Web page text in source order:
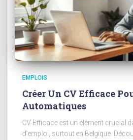
EMPLOIS
Créer Un CV Efficace
Automatiques
CV Efficace est un élément crucial
d’emploi, surtout en Belgique.